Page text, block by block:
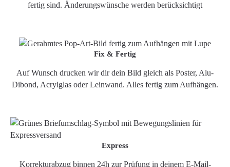
fertig sind. Änderungswünsche werden berücksichtigt
Fix & Fertig
Auf Wunsch drucken wir dir dein Bild gleich als Poster, Alu-
Dibond, Acrylglas oder Leinwand. Alles fertig zum Aufhängen.
Express
Korrekturabzug binnen 24h zur Prüfung in deinem E-Mail-